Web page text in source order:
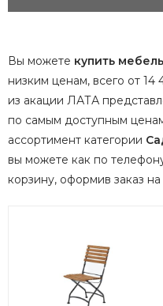
Вы можете купить
низким ценам, всего от
из акации ЛАТА
по самым доступным
ассортимент категории
вы можете как по
корзину, оформив заказ на